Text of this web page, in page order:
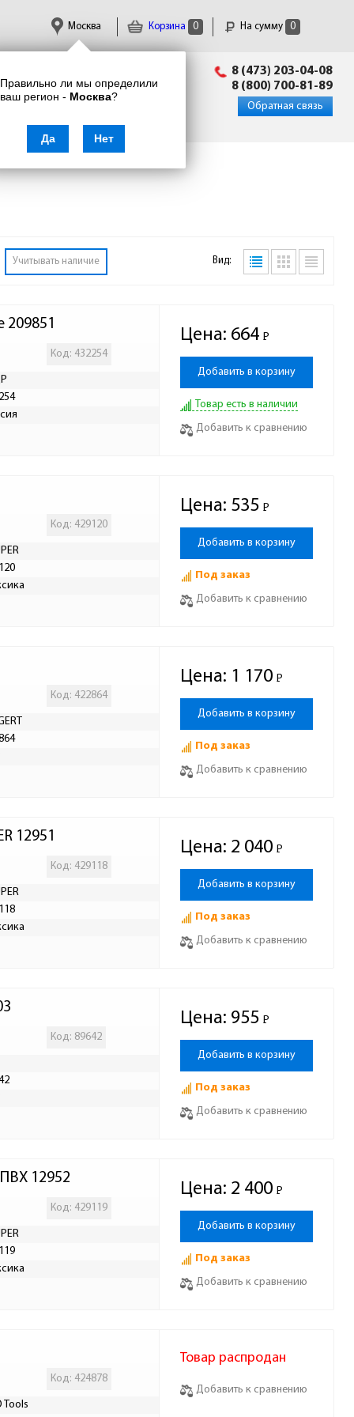
Корзина 0 На сумму 0
Правильно ли мы определили
ваш регион - Москва?
Да Нет
Москва
info@enkor24.ru
8 (473) 203-04-08
8 (800) 700-81-89
Обратная связь
Учитывать наличие Вид:
209851
Код: 432254
Цена: 664 Р
-
Добавить в корзину
Товар есть в наличии
Добавить к сравнению
Код: 429120
Цена: 535 Р
-
Добавить в корзину
Под заказ
Добавить к сравнению
Код: 422864
Цена: 1 170 Р
-
Добавить в корзину
Под заказ
Добавить к сравнению
12951
Код: 429118
Цена: 2 040 Р
-
Добавить в корзину
Под заказ
Добавить к сравнению
Код: 89642
Цена: 955 Р
-
Добавить в корзину
Под заказ
Добавить к сравнению
12952
Код: 429119
Цена: 2 400 Р
-
Добавить в корзину
Под заказ
Добавить к сравнению
Код: 424878
Tools
Товар распродан
Добавить к сравнению